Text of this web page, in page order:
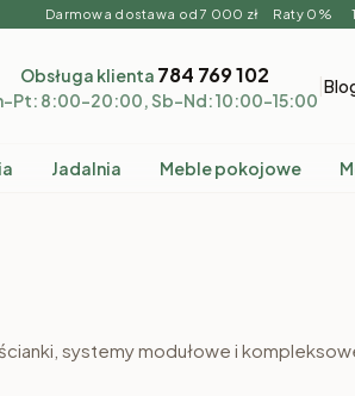
Darmowa dostawa od 7 000 zł Raty 0%
Obsługa klienta 784 769 102
8:00–20:00, Sb–Nd: 10:00–15:00
Jadalnia Meble pokojowe
systemy modułowe i
Meble systemowe